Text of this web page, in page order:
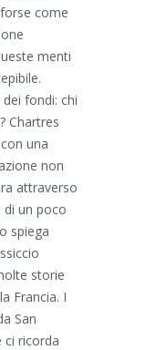
come
menti
fondi: chi
Chartres
una
non
attraverso
di un poco
spiega
storie
Francia. I
San
ci ricorda